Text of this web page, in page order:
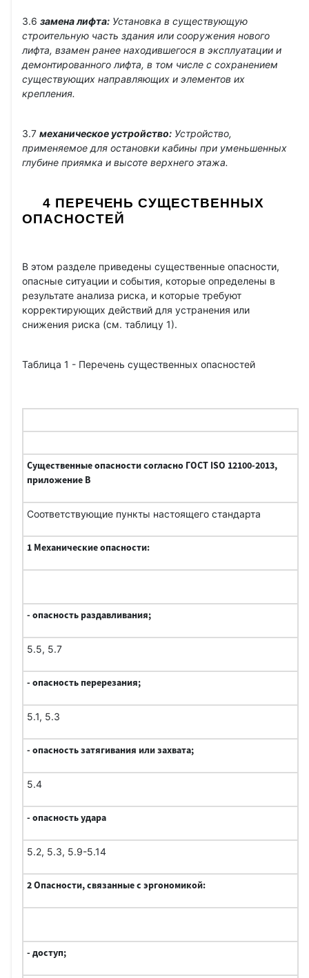
3.6 замена лифта: Установка в существующую
строительную часть здания или сооружения нового
лифта, взамен ранее находившегося в эксплуатации и
демонтированного лифта, в том числе с сохранением
существующих направляющих и элементов их
крепления.
3.7 механическое устройство: Устройство,
применяемое для остановки кабины при уменьшенных
глубине приямка и высоте верхнего этажа.
4 ПЕРЕЧЕНЬ СУЩЕСТВЕННЫХ
ОПАСНОСТЕЙ
В этом разделе приведены существенные опасности,
опасные ситуации и события, которые определены в
результате анализа риска, и которые требуют
корректирующих действий для устранения или
снижения риска (см. таблицу 1).
Таблица 1 - Перечень существенных опасностей
Существенные опасности согласно ГОСТ ISO 12100-2013,
приложение B
Соответствующие пункты настоящего стандарта
1 Механические опасности:
- опасность раздавливания;
5.5, 5.7
- опасность перерезания;
5.1, 5.3
- опасность затягивания или захвата;
5.4
- опасность удара
5.2, 5.3, 5.9-5.14
2 Опасности, связанные с эргономикой:
- доступ;